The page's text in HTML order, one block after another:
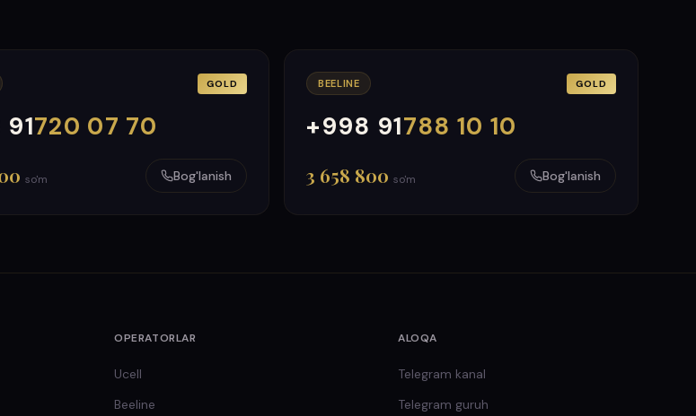
GOLD
720 07 70
so'm Bog'lanish
BEELINE GOLD
+998 91788 10 10
000
999
3 658 800 so'm Bog'lanish
OPERATORLAR
Ucell
Beeline
ALOQA
Telegram kanal
Telegram guruh